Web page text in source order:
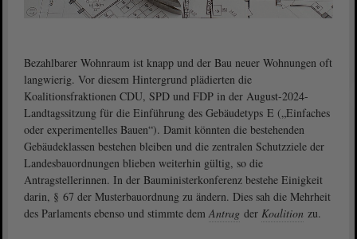
Bezahlbarer Wohnraum ist knapp und der Bau neuer Wohnungen oft
langwierig. Vor diesem Hintergrund plädierten die
Koalitionsfraktionen CDU, SPD und FDP in der August-2024-
Landtagssitzung für die Einführung des Gebäudetyps E („Einfaches
oder experimentelles Bauen“). Damit könnten die bestehenden
Gebäudeklassen bestehen bleiben und die zentralen Schutzziele der
Landesbauordnungen blieben weiterhin gültig, so die
Antragstellerinnen. In der Bauministerkonferenz bestehe Einigkeit
darin, § 67 der Musterbauordnung zu ändern. Dies sah die Mehrheit
des Parlaments ebenso und stimmte demAntrag der Koalition zu.